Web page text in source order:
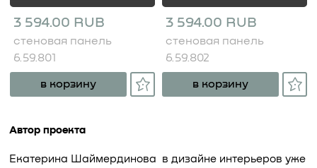
3 594.00 RUB
стеновая панель
6.59.801
в корзину
3 594.00 RUB
стеновая панель
6.59.802
в корзину
Автор проекта
Екатерина Шаймердинова в дизайне интерьеров уже